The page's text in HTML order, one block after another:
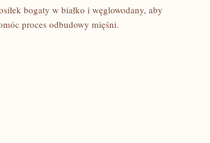
bogaty w ‌białko i ‍węglowodany, ⁤aby
proces odbudowy mięśni.